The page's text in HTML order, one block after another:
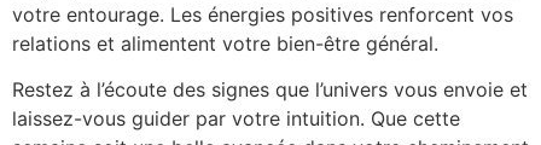
votre entourage. Les énergies positives renforcent vos
relations et alimentent votre bien-être général.
Restez à l’écoute des signes que l’univers vous envoie et
laissez-vous guider par votre intuition. Que cette